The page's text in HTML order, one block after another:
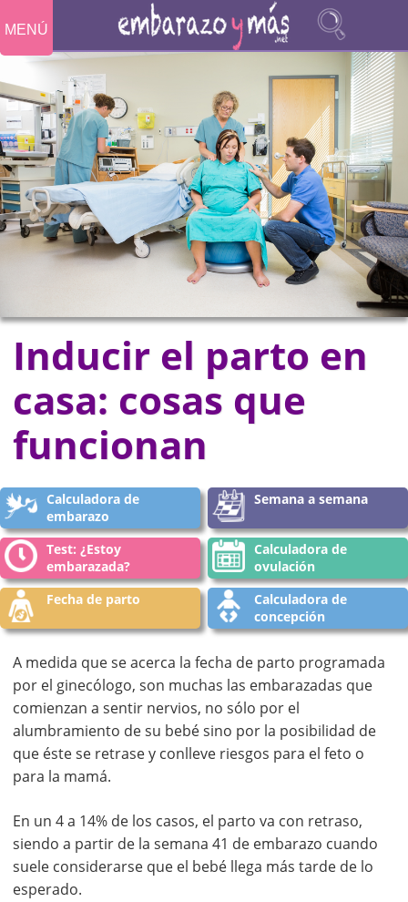
MENÚ
Inducir el parto en
casa: cosas que
funcionan
Calculadora de
embarazo
Semana a semana
Test: ¿Estoy
embarazada?
Calculadora de
ovulación
Fecha de parto
Calculadora de
concepción
A medida que se acerca la fecha de parto programada
por el ginecólogo, son muchas las embarazadas que
comienzan a sentir nervios, no sólo por el
alumbramiento de su bebé sino por la posibilidad de
que éste se retrase y conlleve riesgos para el feto o
para la mamá.
En un 4 a 14% de los casos, el parto va con retraso,
siendo a partir de la semana 41 de embarazo cuando
suele considerarse que el bebé llega más tarde de lo
esperado.